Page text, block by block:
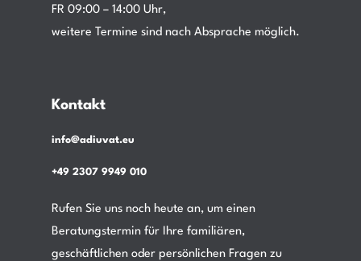
FR 09:00 – 14:00 Uhr,
weitere Termine sind nach Absprache möglich.
Kontakt
info@adiuvat.eu
+49 2307 9949 010
Rufen Sie uns noch heute an, um einen
Beratungstermin für Ihre familiären,
geschäftlichen oder persönlichen Fragen zu